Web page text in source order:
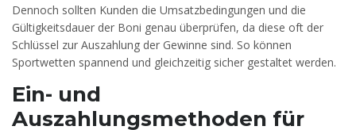
Dennoch sollten Kunden die Umsatzbedingungen und die
Gültigkeitsdauer der Boni genau überprüfen, da diese oft der
Schlüssel zur Auszahlung der Gewinne sind. So können
Sportwetten spannend und gleichzeitig sicher gestaltet werden.
Ein- und
Auszahlungsmethoden für